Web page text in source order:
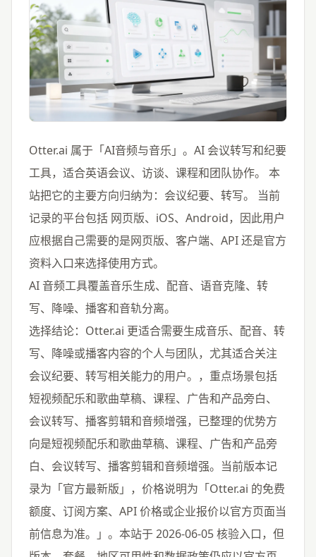
Otter.ai 属于「AI音频与音乐」。AI 会议转写和纪要
工具，适合英语会议、访谈、课程和团队协作。 本
站把它的主要方向归纳为：会议纪要、转写。 当前
记录的平台包括 网页版、iOS、Android，因此用户
应根据自己需要的是网页版、客户端、API 还是官方
资料入口来选择使用方式。
AI 音频工具覆盖音乐生成、配音、语音克隆、转
写、降噪、播客和音轨分离。
选择结论：Otter.ai 更适合需要生成音乐、配音、转
写、降噪或播客内容的个人与团队，尤其适合关注
会议纪要、转写相关能力的用户。，重点场景包括
短视频配乐和歌曲草稿、课程、广告和产品旁白、
会议转写、播客剪辑和音频增强，已整理的优势方
向是短视频配乐和歌曲草稿、课程、广告和产品旁
白、会议转写、播客剪辑和音频增强。当前版本记
录为「官方最新版」，价格说明为「Otter.ai 的免费
额度、订阅方案、API 价格或企业报价以官方页面当
前信息为准。」。本站于 2026-06-05 核验入口，但